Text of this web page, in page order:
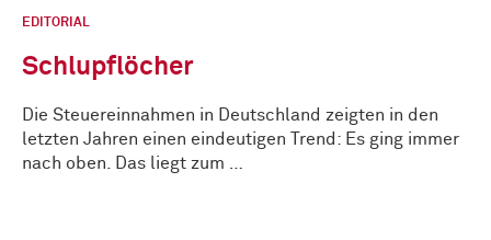
EDITORIAL
Schlupflöcher
Die Steuereinnahmen in Deutschland zeigten in den
letzten Jahren einen eindeutigen Trend: Es ging immer
nach oben. Das liegt zum …